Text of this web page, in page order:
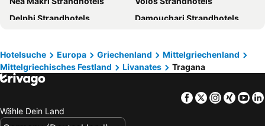
Delphi Strandhotels
Damouchari Strandhotels
Panormos Strandhotels
Amarinthos Strandhotels
Faliro Strandhotels
Kifissia Strandhotels
Patitiri Strandhotels
Agia Paraskevi Strandhotels
Oropos Strandhotels
Hotelsuche Europa Griechenland
Mittelgriechenland
Mittelgriechisches Festland
Livanates Tragana
Facebook
TwitterXing
Wähle Dein Land